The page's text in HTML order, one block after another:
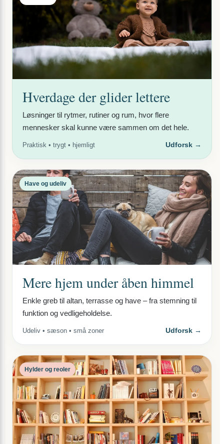
Hverdage der glider lettere
Løsninger til rytmer, rutiner og rum, hvor flere
mennesker skal kunne være sammen om det hele.
Praktisk • trygt • hjemligt Udforsk →
Have og udeliv
Mere hjem under åben himmel
Enkle greb til altan, terrasse og have – fra stemning til
funktion og vedligeholdelse.
Udeliv • sæson • små zoner Udforsk →
Hylder og reoler